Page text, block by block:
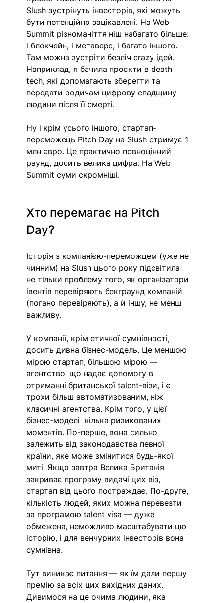
Slush зустрінуть інвесторів, які можуть
бути потенційно зацікавлені. На Web
Summit різноманіття ніш набагато більше:
і блокчейн, і метаверс, і багато іншого.
Там можна зустріти безліч crazy ідей.
Наприклад, я бачила проєкти в death
tech, які допомагають зберегти та
передати родичам цифрову спадщину
людини після її смерті.
Ну і крім усього іншого, стартап-
переможець Pitch Day на Slush отримує 1
млн євро. Це практично повноцінний
раунд, досить велика цифра. На Web
Summit суми скромніші.
Хто перемагає на Pitch
Day?
Історія з компанією-переможцем (уже не
чинним) на Slush цього року підсвітила
не тільки проблему того, як організатори
івентів перевіряють бекграунд компаній
(погано перевіряють), а й іншу, не менш
важливу.
У компанії, крім етичної сумнівності,
досить дивна бізнес-модель. Це меншою
мірою стартап, більшою мірою —
агентство, що надає допомогу в
отриманні британської talent-візи, і є
трохи більш автоматизованим, ніж
класичні агентства. Крім того, у цієї
бізнес-моделі  кілька ризикованих
моментів. По-перше, вона сильно
залежить від законодавства певної
країни, яке може змінитися будь-якої
миті. Якщо завтра Велика Британія
закриває програму видачі цих віз,
стартап від цього постраждає. По-друге,
кількість людей, яких можна перевезти
за програмою talent visa — дуже
обмежена, неможливо масштабувати цю
історію, і для венчурних інвесторів вона
сумнівна.
Тут виникає питання — як їм дали першу
премію за всіх цих вихідних даних.
Дивимося на це очима людини, яка